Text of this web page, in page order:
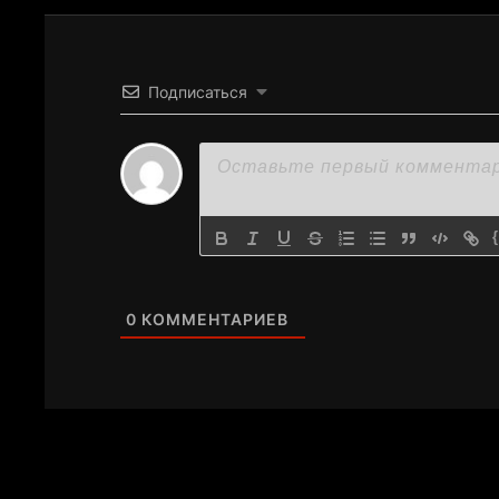
Подписаться
0 КОММЕНТАРИЕВ